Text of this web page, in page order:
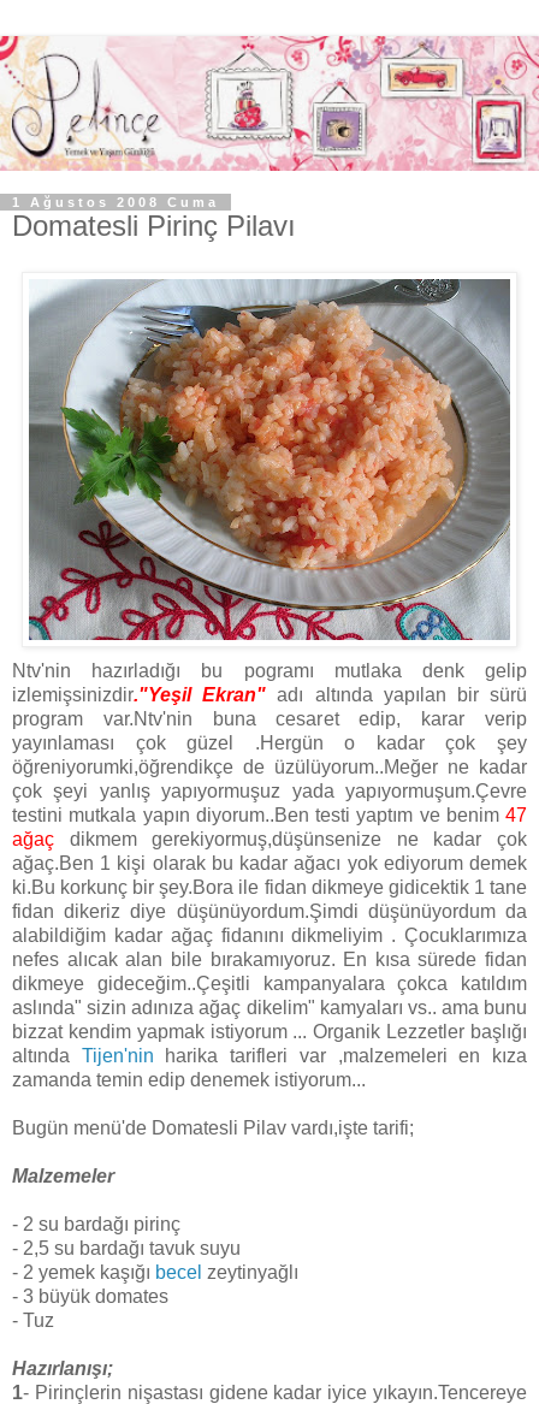
1 Ağustos 2008 Cuma
Domatesli Pirinç Pilavı
Ntv'nin hazırladığı bu pogramı mutlaka denk gelip
izlemişsinizdir."Yeşil Ekran"adı altında yapılan bir sürü
program var.Ntv'nin buna cesaret edip, karar verip
yayınlaması çok güzel .Hergün o kadar çok şey
öğreniyorumki,öğrendikçe de üzülüyorum..Meğer ne kadar
çok şeyi yanlış yapıyormuşuz yada yapıyormuşum.Çevre
testini mutkala yapın diyorum..Ben testi yaptım ve benim 47
ağaç dikmem gerekiyormuş,düşünsenize ne kadar çok
ağaç.Ben 1 kişi olarak bu kadar ağacı yok ediyorum demek
ki.Bu korkunç bir şey.Bora ile fidan dikmeye gidicektik 1 tane
fidan dikeriz diye düşünüyordum.Şimdi düşünüyordum da
alabildiğim kadar ağaç fidanını dikmeliyim . Çocuklarımıza
nefes alıcak alan bile bırakamıyoruz. En kısa sürede fidan
dikmeye gideceğim..Çeşitli kampanyalara çokca katıldım
aslında" sizin adınıza ağaç dikelim" kamyaları vs.. ama bunu
bizzat kendim yapmak istiyorum ... Organik Lezzetler başlığı
altında Tijen'nin harika tarifleri var ,malzemeleri en kıza
zamanda temin edip denemek istiyorum...
Bugün menü'de Domatesli Pilav vardı,işte tarifi;
Malzemeler
- 2 su bardağı pirinç
- 2,5 su bardağı tavuk suyu
- 2 yemek kaşığı becel zeytinyağlı
- 3 büyük domates
- Tuz
Hazırlanışı;
1- Pirinçlerin nişastası gidene kadar iyice yıkayın.Tencereye